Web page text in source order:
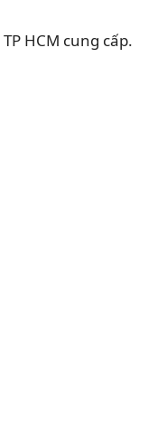
HCM cung cấp.